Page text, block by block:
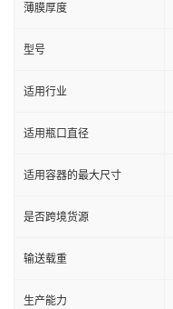
薄膜厚度
型号
适用行业
适用瓶口直径
适用容器的最大尺寸
是否跨境货源
输送载重
生产能力